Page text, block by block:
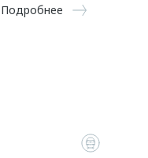
Подробнее